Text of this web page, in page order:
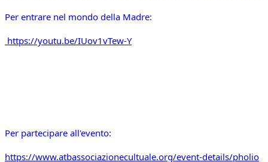
Per entrare nel mondo della Madre:
https://youtu.be/IUov1vTew-Y
Per partecipare all'evento:
https://www.atbassociazionecultuale.org/event-details/pholio